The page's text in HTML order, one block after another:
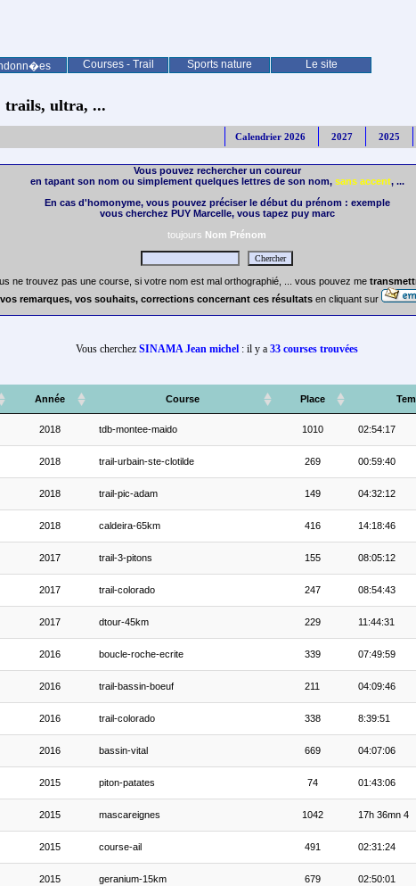
Courses - Trail Sports nature Le site
trails, ultra, ...
Calendrier 2026 2027 2025
Vous pouvez rechercher un coureur
en tapant son nom ou simplement quelques lettres de son nom, sans accent, ...
En cas d'homonyme, vous pouvez préciser le début du prénom : exemple
vous cherchez PUY Marcelle, vous tapez puy marc
toujours Nom Prénom
ne trouvez pas une course, si votre nom est mal orthographié, ... vous pouvez me
vos remarques, vos souhaits, corrections concernant ces résultats en cliquant sur
Vous cherchez SINAMA Jean michel : il y a 33 courses trouvées
Année Course Place
2018 tdb-montee-maido 1010 02:54:17
2018 trail-urbain-ste-clotilde 269 00:59:40
2018 trail-pic-adam 149 04:32:12
2018 caldeira-65km 416 14:18:46
2017 trail-3-pitons 155 08:05:12
2017 trail-colorado 247 08:54:43
2017 dtour-45km 229 11:44:31
2016 boucle-roche-ecrite 339 07:49:59
2016 trail-bassin-boeuf 211 04:09:46
2016 trail-colorado 338 8:39:51
2016 bassin-vital 669 04:07:06
2015 piton-patates 74 01:43:06
2015 mascareignes 1042 17h 36mn 4
2015 course-ail 491 02:31:24
2015 geranium-15km 679 02:50:01